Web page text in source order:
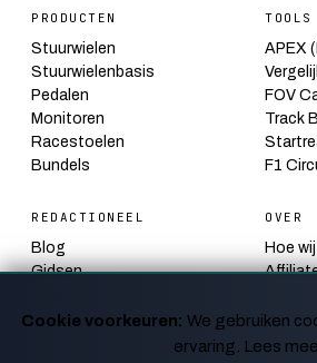
PRODUCTEN
Stuurwielen
Stuurwielenbasis
Pedalen
Monitoren
Racestoelen
Bundels
TOOLS
APEX
FOV
Track
F1
REDACTIONEEL
Blog
Gidsen
Nieuws
OVER
Hoe
Privacy
Cookie voorkeuren: We gebruiken
ervaring.
Lees